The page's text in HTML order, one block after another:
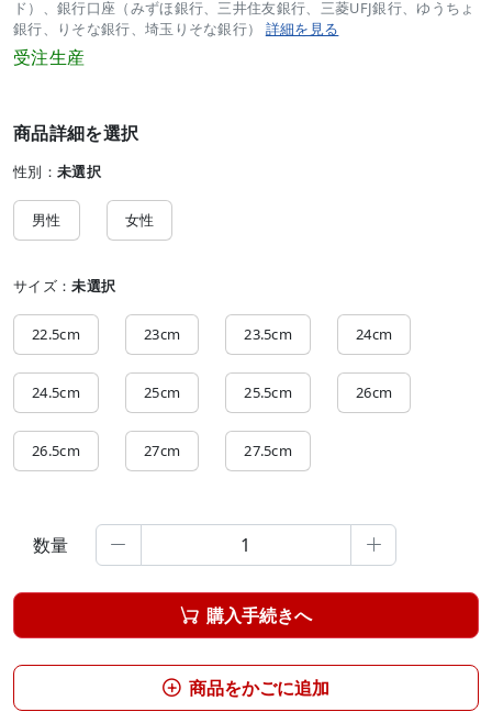
ド）、銀行口座（みずほ銀行、三井住友銀行、三菱UFJ銀行、ゆうちょ
銀行、りそな銀行、埼玉りそな銀行） 詳細を見る
受注生産
商品詳細を選択
性別： 未選択
男性 女性
サイズ：未選択
22.5cm 23cm 23.5cm 24cm
24.5cm 25cm 25.5cm 26cm
26.5cm 27cm 27.5cm
数量  
 購入手続きへ
 商品をかごに追加